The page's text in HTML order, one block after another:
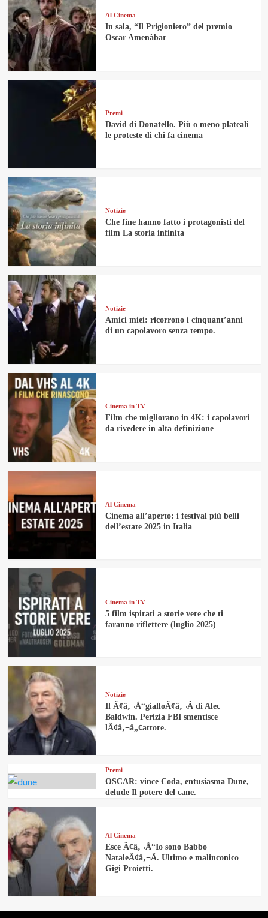
Al Cinema
In sala, “Il Prigioniero” del premio
Oscar Amenàbar
Premi
David di Donatello. Più o meno plateali
le proteste di chi fa cinema
Notizie
Che fine hanno fatto i protagonisti del
film La storia infinita
Notizie
Amici miei: ricorrono i cinquant’anni
di un capolavoro senza tempo.
Cinema in TV
Film che migliorano in 4K: i capolavori
da rivedere in alta definizione
Al Cinema
Cinema all’aperto: i festival più belli
dell’estate 2025 in Italia
Cinema in TV
5 film ispirati a storie vere che ti
faranno riflettere (luglio 2025)
Notizie
Il Ã¢â‚¬Å“gialloÃ¢â‚¬Â di Alec
Baldwin. Perizia FBI smentisce
lÃ¢â‚¬â„¢attore.
Premi
OSCAR: vince Coda, entusiasma Dune,
delude Il potere del cane.
Al Cinema
Esce Ã¢â‚¬Å“Io sono Babbo
NataleÃ¢â‚¬Â. Ultimo e malinconico
Gigi Proietti.